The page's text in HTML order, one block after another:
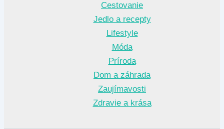
Cestovanie
Jedlo a recepty
Lifestyle
Móda
Príroda
Dom a záhrada
Zaujímavosti
Zdravie a krása